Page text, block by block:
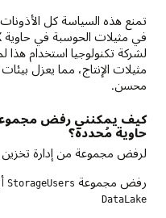
تمنع هذه السياسة كل الأذونات
مثيلات الإنتاج، مما يعزل
محسن.
كيف يمكنني رفض مجموعة
حاوية مُحددة؟
لرفض مجموعة من إدارة تخزين
رفض مجموعة StorageUsers
DataLake